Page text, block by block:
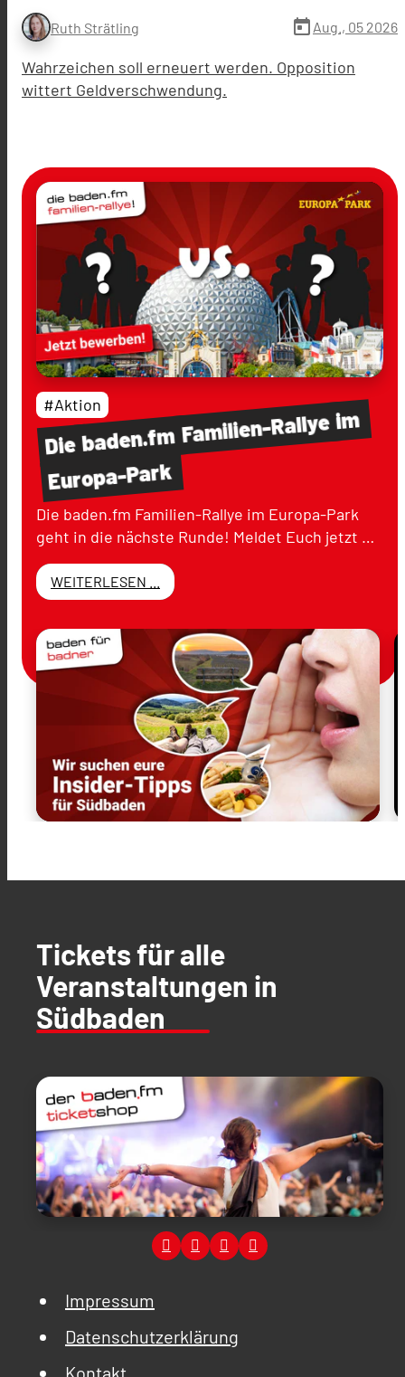
Ruth Strätling today Aug., 05 2026
Wahrzeichen soll erneuert werden. Opposition
wittert Geldverschwendung.
Diebaden.fmFamilien-Rallyeim
Europa-Park
#Aktion
Die baden.fm Familien-Rallye im Europa-Park
geht in die nächste Runde! Meldet Euch jetzt …
WEITERLESEN ...
Tickets für alle
Veranstaltungen in
Südbaden
Impressum
Datenschutzerklärung
Kontakt